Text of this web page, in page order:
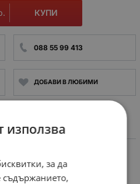
КУПИ
088 55 99 413
ДОБАВИ В ЛЮБИМИ
филтър, кръгъл (52мм)
използва
за да
съдържанието,